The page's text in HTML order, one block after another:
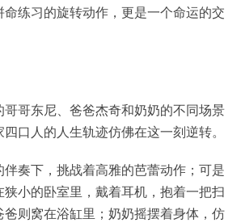
练习的旋转动作，更是一个命运的交
哥东尼、爸爸杰奇和奶奶的不同场景
口人的人生轨迹仿佛在这一刻逆转。
奏下，挑战着高雅的芭蕾动作；可是
小的卧室里，戴着耳机，抱着一把扫
则窝在浴缸里；奶奶摇摆着身体，仿